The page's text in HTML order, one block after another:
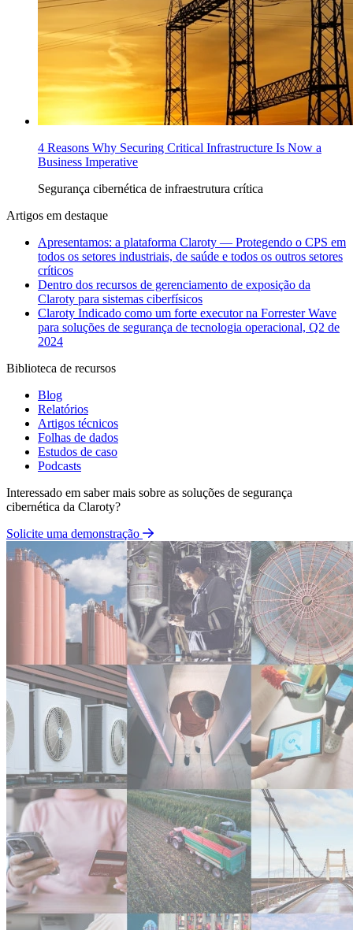
4 Reasons Why Securing Critical Infrastructure Is Now a
Business Imperative
Segurança cibernética de infraestrutura crítica
Artigos em destaque
Apresentamos: a plataforma Claroty — Protegendo o CPS em
todos os setores industriais, de saúde e todos os outros setores
críticos
Dentro dos recursos de gerenciamento de exposição da
Claroty para sistemas ciberfísicos
Claroty Indicado como um forte executor na Forrester Wave
para soluções de segurança de tecnologia operacional, Q2 de
2024
Biblioteca de recursos
Blog
Relatórios
Artigos técnicos
Folhas de dados
Estudos de caso
Podcasts
Interessado em saber mais sobre as soluções de segurança
cibernética da Claroty?
Solicite uma demonstração